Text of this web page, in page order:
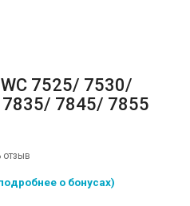
7525/ 7530/
7845/ 7855
отзыв
о бонусах)